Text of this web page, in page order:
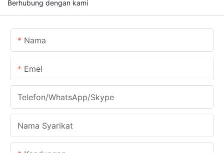
Berhubung dengan kami
Nama
Emel
Telefon/WhatsApp/Skype
Nama Syarikat